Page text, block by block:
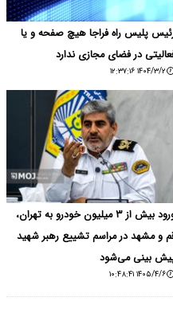
پلیس راه فراجا هیچ صفحه و یا
در فضای مجازی ندارد
۱۴۰۴/۳/۲ ۱۲:۳۷:۱۶
ورود بیش از ۳ میلیون خودرو به تهران،
و مشهد در مراسم تشییع رهبر شهید
بینی می‌شود
۱۴۰۵/۴/۶ ۱۰:۴۸:۴۱